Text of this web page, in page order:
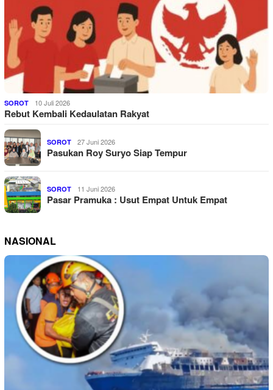
SOROT 10 Juli 2026
Rebut Kembali Kedaulatan Rakyat
SOROT 27 Juni 2026
Pasukan Roy Suryo Siap Tempur
SOROT 11 Juni 2026
Pasar Pramuka : Usut Empat Untuk Empat
NASIONAL